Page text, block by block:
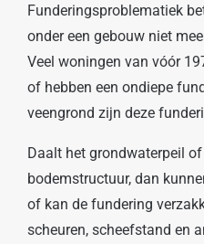
Funderingsproblematiek
onder een gebouw niet
Veel woningen van vóór
of hebben een ondiepe
veengrond zijn deze
Daalt het grondwaterpeil
bodemstructuur, dan
of kan de fundering
scheuren, scheefstand en